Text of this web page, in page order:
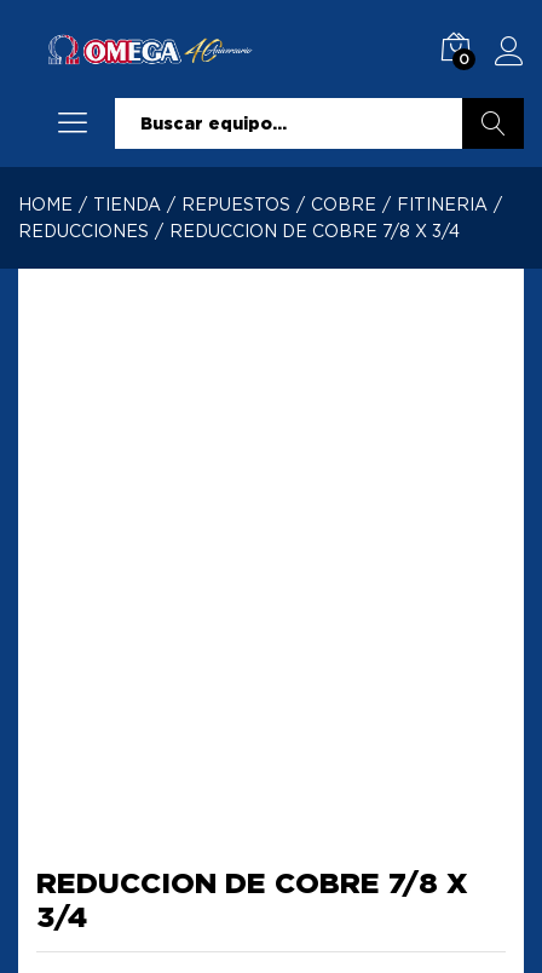
0
HOME / TIENDA / REPUESTOS / COBRE / FITINERIA /
REDUCCIONES / REDUCCION DE COBRE 7/8 X 3/4
REDUCCION DE COBRE 7/8 X
3/4